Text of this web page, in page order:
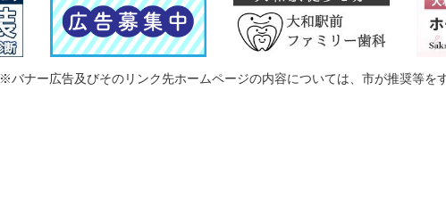
※バナー広告及びそのリンク先ホームページの内容については、市が推奨等を